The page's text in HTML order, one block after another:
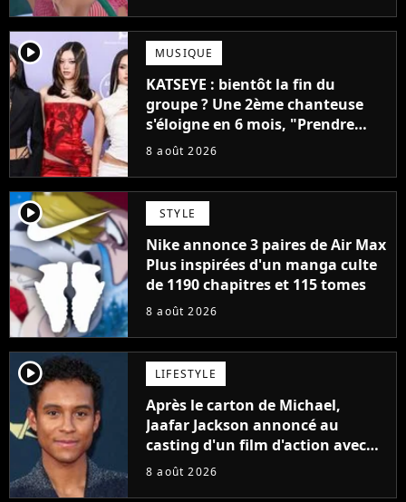
player2 MUSIQUE
KATSEYE : bientôt la fin du
groupe ? Une 2ème chanteuse
s'éloigne en 6 mois, "Prendre
cette décision n’a pas été facile"
8 août 2026
player2 STYLE
Nike annonce 3 paires de Air Max
Plus inspirées d'un manga culte
de 1190 chapitres et 115 tomes
8 août 2026
player2 LIFESTYLE
Après le carton de Michael,
Jaafar Jackson annoncé au
casting d'un film d'action avec
Will Smith
8 août 2026